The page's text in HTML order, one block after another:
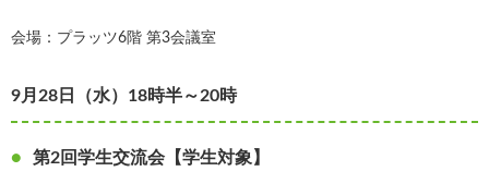
会場：プラッツ6階 第3会議室
9月28日（水）18時半～20時
第2回学生交流会【学生対象】